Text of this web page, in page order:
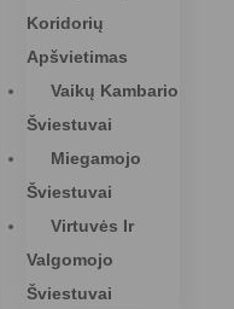
Koridorių
Apšvietimas
Vaikų Kambario
Šviestuvai
Miegamojo
Šviestuvai
Virtuvės Ir
Valgomojo
Šviestuvai